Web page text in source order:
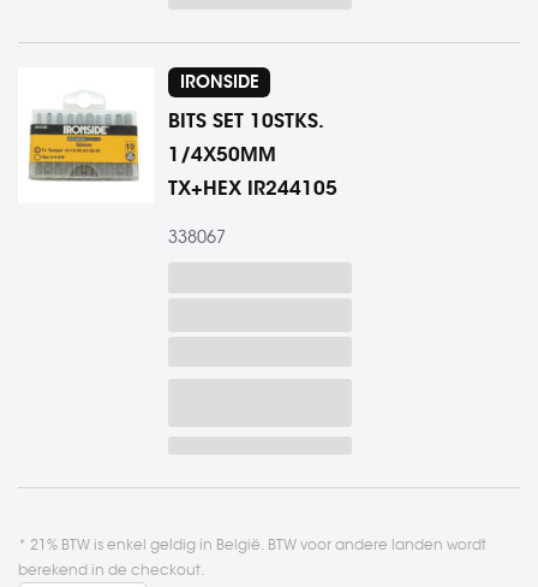
IRONSIDE
BITS SET 10STKS.
1/4X50MM
TX+HEX IR244105
338067
* 21% BTW is enkel geldig in België. BTW voor andere landen wordt
berekend in de checkout.